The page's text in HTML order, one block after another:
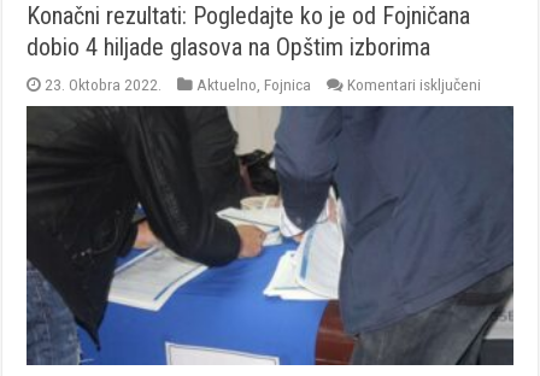
Konačni rezultati: Pogledajte ko je od Fojničana
dobio 4 hiljade glasova na Opštim izborima
23. Oktobra 2022. Aktuelno Fojnica Komentari isključeni
Konačni
hiljade
glasova
na
Opštim